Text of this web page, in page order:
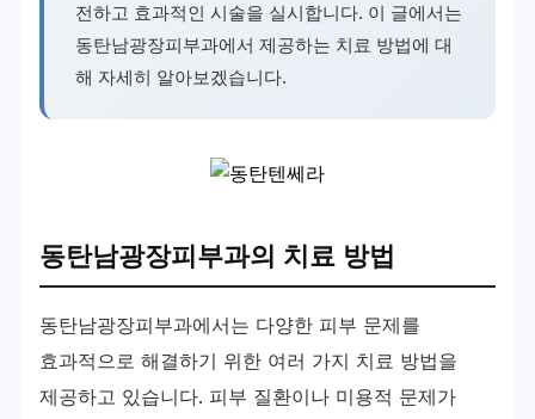
전하고 효과적인 시술을 실시합니다. 이 글에서는
동탄남광장피부과에서 제공하는 치료 방법에 대
해 자세히 알아보겠습니다.
동탄남광장피부과의 치료 방법
동탄남광장피부과에서는 다양한 피부 문제를
효과적으로 해결하기 위한 여러 가지 치료 방법을
제공하고 있습니다. 피부 질환이나 미용적 문제가